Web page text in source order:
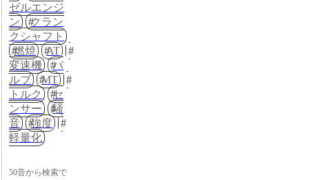
ゼルエンジ
ン
クラン
クシャフト
燃焼
AT
変速機
バ
ルブ
MT
トルク
セ
ンサー
騒
音
強度
軽量化
50音から検索で